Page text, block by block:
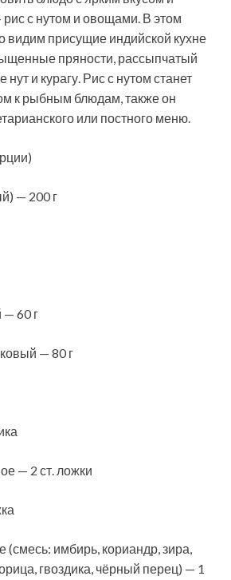
с нутом и овощами. В этом
видим присущие индийской кухне
пряности, рассыпчатый
нут и курагу. Рис с нутом станет
к рыбным блюдам, также он
или постного меню.
— 200 г
— 60 г
— 80 г
— 2 ст. ложки
(смесь: имбирь, кориандр, зира,
гвоздика, чёрный перец) — 1